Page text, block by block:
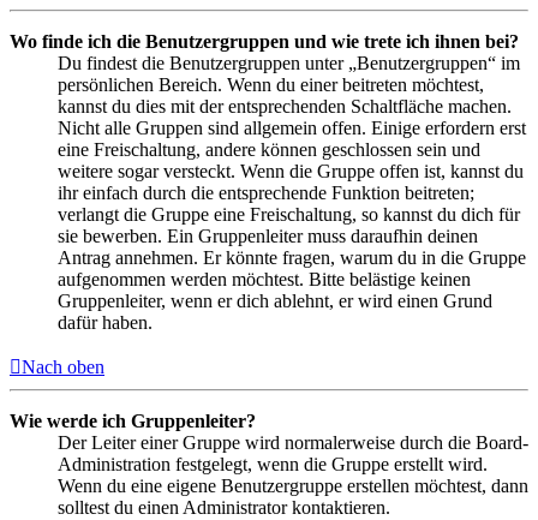
Wo finde ich die Benutzergruppen und wie trete ich ihnen bei?
Du findest die Benutzergruppen unter „Benutzergruppen“ im
persönlichen Bereich. Wenn du einer beitreten möchtest,
kannst du dies mit der entsprechenden Schaltfläche machen.
Nicht alle Gruppen sind allgemein offen. Einige erfordern erst
eine Freischaltung, andere können geschlossen sein und
weitere sogar versteckt. Wenn die Gruppe offen ist, kannst du
ihr einfach durch die entsprechende Funktion beitreten;
verlangt die Gruppe eine Freischaltung, so kannst du dich für
sie bewerben. Ein Gruppenleiter muss daraufhin deinen
Antrag annehmen. Er könnte fragen, warum du in die Gruppe
aufgenommen werden möchtest. Bitte belästige keinen
Gruppenleiter, wenn er dich ablehnt, er wird einen Grund
dafür haben.
Nach oben
Wie werde ich Gruppenleiter?
Der Leiter einer Gruppe wird normalerweise durch die Board-
Administration festgelegt, wenn die Gruppe erstellt wird.
Wenn du eine eigene Benutzergruppe erstellen möchtest, dann
solltest du einen Administrator kontaktieren.